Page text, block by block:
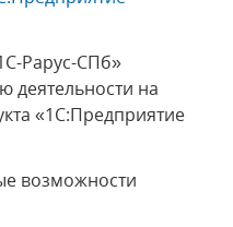
Рарус-СПб»
деятельности на
«1С:Предприятие
возможности